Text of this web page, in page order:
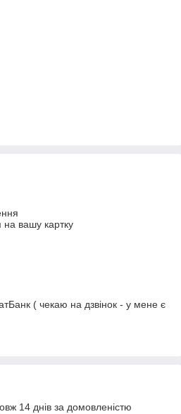
на вашу картку
( чекаю на дзвінок - у мене є
14 днів за домовленістю